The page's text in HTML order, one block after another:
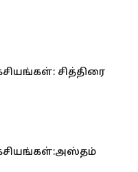
சித்திரை